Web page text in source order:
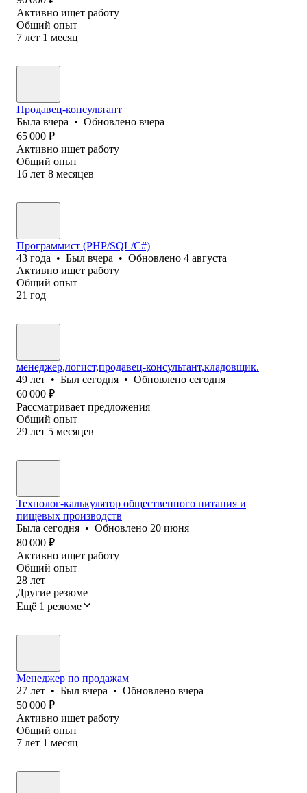
Активно ищет работу
Общий опыт
7 лет 1 месяц
Продавец-консультант
Была вчера • Обновлено вчера
65 000 ₽
Активно ищет работу
Общий опыт
16 лет 8 месяцев
Программист (PHP/SQL/C#)
43 года • Был вчера • Обновлено 4 августа
Активно ищет работу
Общий опыт
21 год
менеджер,логист,продавец-консультант,кладовщик.
49 лет • Был сегодня • Обновлено сегодня
60 000 ₽
Рассматривает предложения
Общий опыт
29 лет 5 месяцев
Технолог-калькулятор общественного питания и
пищевых производств
Была сегодня • Обновлено 20 июня
80 000 ₽
Активно ищет работу
Общий опыт
28 лет
Другие резюме
Ещё 1 резюме
Менеджер по продажам
27 лет • Был вчера • Обновлено вчера
50 000 ₽
Активно ищет работу
Общий опыт
7 лет 1 месяц